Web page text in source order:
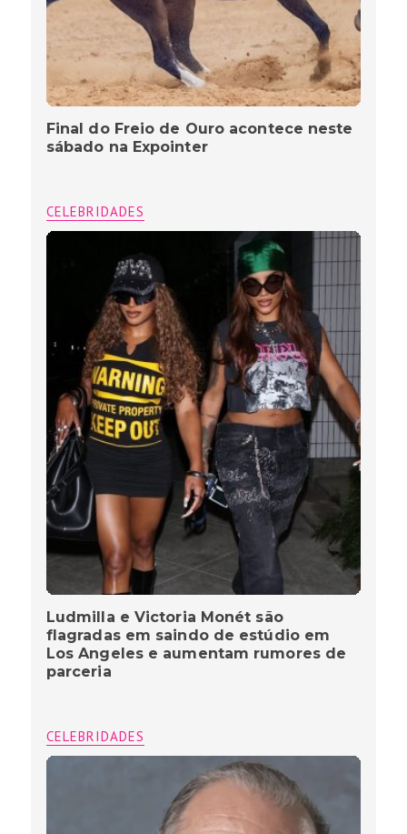
Final do Freio de Ouro acontece neste
sábado na Expointer
CELEBRIDADES
Ludmilla e Victoria Monét são
flagradas em saindo de estúdio em
Los Angeles e aumentam rumores de
parceria
CELEBRIDADES